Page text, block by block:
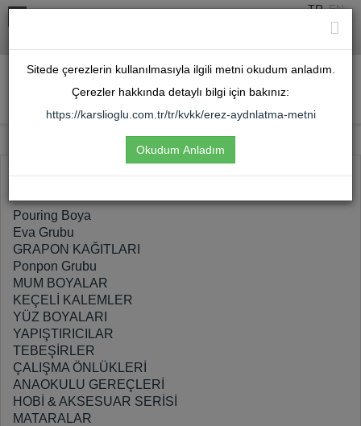
TR EN
Giriş Yap
Ahşap Zemin
Fırçaları
Pouring Boya
Eva Grubu
GRAPON KAĞITLARI
Ponpon Grubu
MUM BOYALAR
KEÇELİ KALEMLER
YÜZ BOYALARI
YAPIŞTIRICILAR
TEBEŞİRLER
ÇALIŞMA ÖNLÜKLERİ
ANAOKULU GEREÇLERİ
HOBİ & AKSESUAR SERİSİ
MATARALAR
Sitede çerezlerin kullanılmasıyla ilgili metni okudum anladım.
Çerezler hakkında detaylı bilgi için bakınız:
https://karslioglu.com.tr/tr/kvkk/erez-aydnlatma-metni
Okudum Anladım